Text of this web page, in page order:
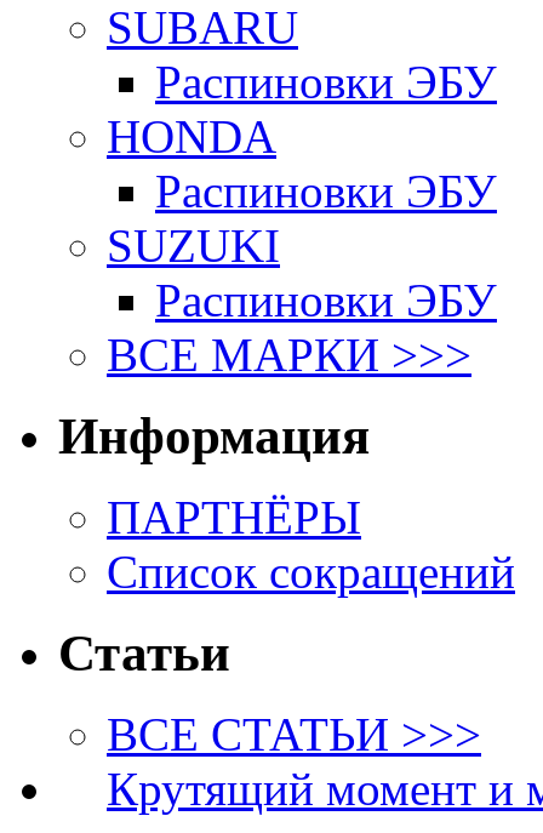
SUBARU
Распиновки ЭБУ
HONDA
Распиновки ЭБУ
SUZUKI
Распиновки ЭБУ
ВСЕ МАРКИ >>>
Информация
ПАРТНЁРЫ
Список сокращений
Статьи
ВСЕ СТАТЬИ >>>
Крутящий момент и